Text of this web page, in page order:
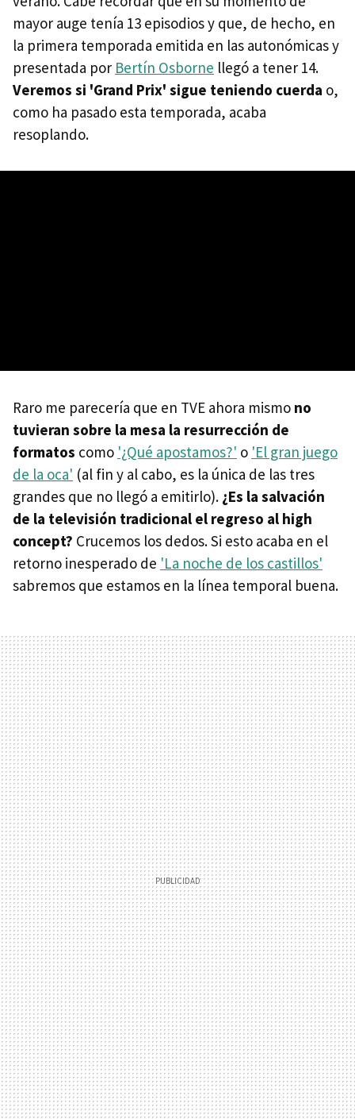
mayor auge tenía 13 episodios y que, de hecho, en
la primera temporada emitida en las autonómicas y
presentada por Bertín Osborne llegó a tener 14.
Veremos si 'Grand Prix' sigue teniendo cuerda o,
como ha pasado esta temporada, acaba
resoplando.
Raro me parecería que en TVE ahora mismo no
tuvieran sobre la mesa la resurrección de
formatos como '¿Qué apostamos?' o 'El gran juego
de la oca' (al fin y al cabo, es la única de las tres
grandes que no llegó a emitirlo). ¿Es la salvación
de la televisión tradicional el regreso al high
concept? Crucemos los dedos. Si esto acaba en el
retorno inesperado de 'La noche de los castillos'
sabremos que estamos en la línea temporal buena.